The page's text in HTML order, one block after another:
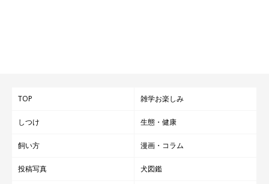
TOP 雑学お楽しみ
しつけ 生態・健康
飼い方 漫画・コラム
投稿写真 犬図鑑